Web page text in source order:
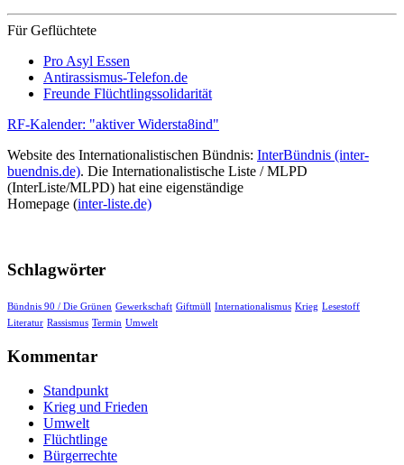
Für Geflüchtete
Pro Asyl Essen
Antirassismus-Telefon.de
Freunde Flüchtlingssolidarität
RF-Kalender: "aktiver Widersta8ind"
Website des Internationalistischen Bündnis: InterBündnis (inter-
buendnis.de). Die Internationalistische Liste / MLPD
(InterListe/MLPD) hat eine eigenständige
Homepage (inter-liste.de)
Schlagwörter
Bündnis 90 / Die Grünen Gewerkschaft Giftmüll Internationalismus Krieg Lesestoff
Literatur Rassismus Termin Umwelt
Kommentar
Standpunkt
Krieg und Frieden
Umwelt
Flüchtlinge
Bürgerrechte